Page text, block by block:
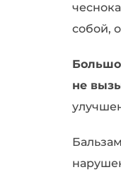
собой,
не